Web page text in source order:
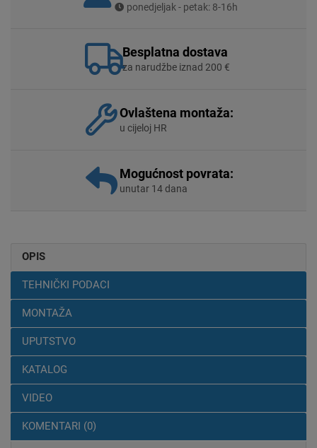
ponedjeljak - petak: 8-16h
Besplatna dostava
za narudžbe iznad 200 €
Ovlaštena montaža:
u cijeloj HR
Mogućnost povrata:
unutar 14 dana
OPIS
TEHNIČKI PODACI
MONTAŽA
UPUTSTVO
KATALOG
VIDEO
KOMENTARI (0)